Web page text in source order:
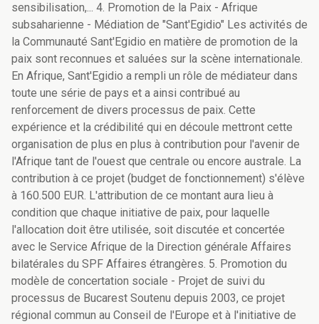
sensibilisation,... 4. Promotion de la Paix - Afrique
subsaharienne - Médiation de "Sant'Egidio" Les activités de
la Communauté Sant'Egidio en matière de promotion de la
paix sont reconnues et saluées sur la scène internationale.
En Afrique, Sant'Egidio a rempli un rôle de médiateur dans
toute une série de pays et a ainsi contribué au
renforcement de divers processus de paix. Cette
expérience et la crédibilité qui en découle mettront cette
organisation de plus en plus à contribution pour l'avenir de
l'Afrique tant de l'ouest que centrale ou encore australe. La
contribution à ce projet (budget de fonctionnement) s'élève
à 160.500 EUR. L'attribution de ce montant aura lieu à
condition que chaque initiative de paix, pour laquelle
l'allocation doit être utilisée, soit discutée et concertée
avec le Service Afrique de la Direction générale Affaires
bilatérales du SPF Affaires étrangères. 5. Promotion du
modèle de concertation sociale - Projet de suivi du
processus de Bucarest Soutenu depuis 2003, ce projet
régional commun au Conseil de l'Europe et à l'initiative de